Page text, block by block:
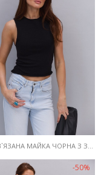
ЖІНОЧА В`ЯЗАНА МАЙКА ЧОРНА З ЗАКРУЧЕНИМИ КРАЯМИ
-50%